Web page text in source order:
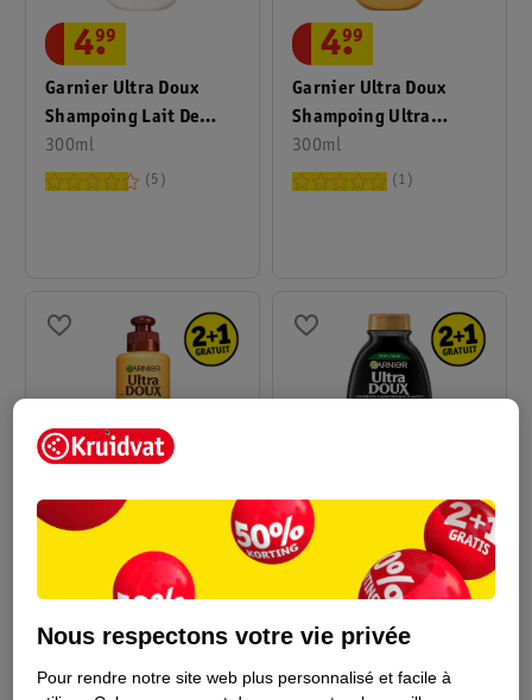
Garnier Ultra Doux
Shampoing Lait De
Coco & Macadamia
300ml
4.
99
5
Garnier Ultra Doux
Shampoing Ultra
Nourrissant Huile
D’Avocat & Beurre De
300ml
4.
99
1
Garnier Ultra Doux
Huile D'Avocat Et
Beurre De Karité Soin
200ml
8.35
Garnier Ultra Doux
Shampoing Charbon
Magnétique
300ml
Nous respectons votre vie privée
Pour rendre notre site web plus personnalisé et facile à